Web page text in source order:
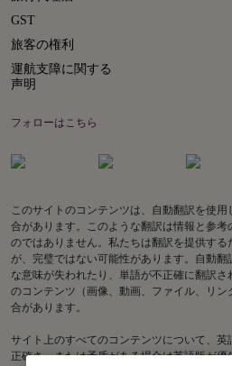
GST
旅客の権利
運航支障に関する
声明
フォローはこちら
このサイトのコンテンツは、自動翻訳を使
合があります。このような翻訳は情報と参
のではありません。私たちは翻訳を提供す
が、完璧ではない可能性があります。自動
な意味が失われたり、単語が不正確に翻訳
のコンテンツ（画像、動画、ファイル、リ
合があります。
サイト上のすべてのコンテンツについて、
正確さ、または矛盾がある場合は英語版が